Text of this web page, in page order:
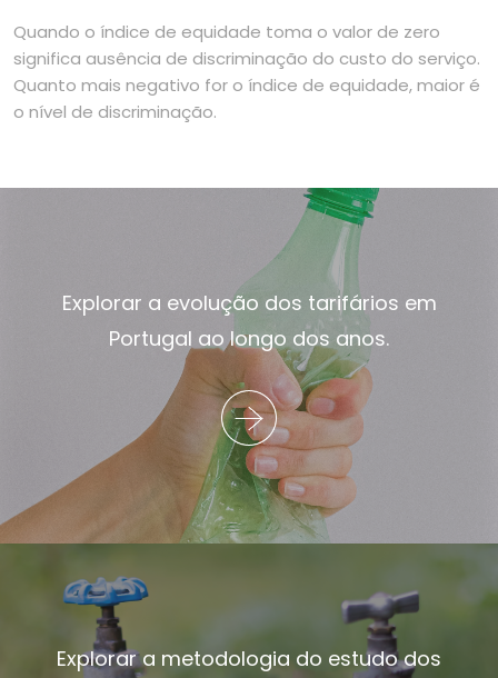
Quando o índice de equidade toma o valor de zero
significa ausência de discriminação do custo do serviço.
Quanto mais negativo for o índice de equidade, maior é
o nível de discriminação.
Explorar a evolução dos tarifários em
Portugal ao longo dos anos.
Explorar a metodologia do estudo dos